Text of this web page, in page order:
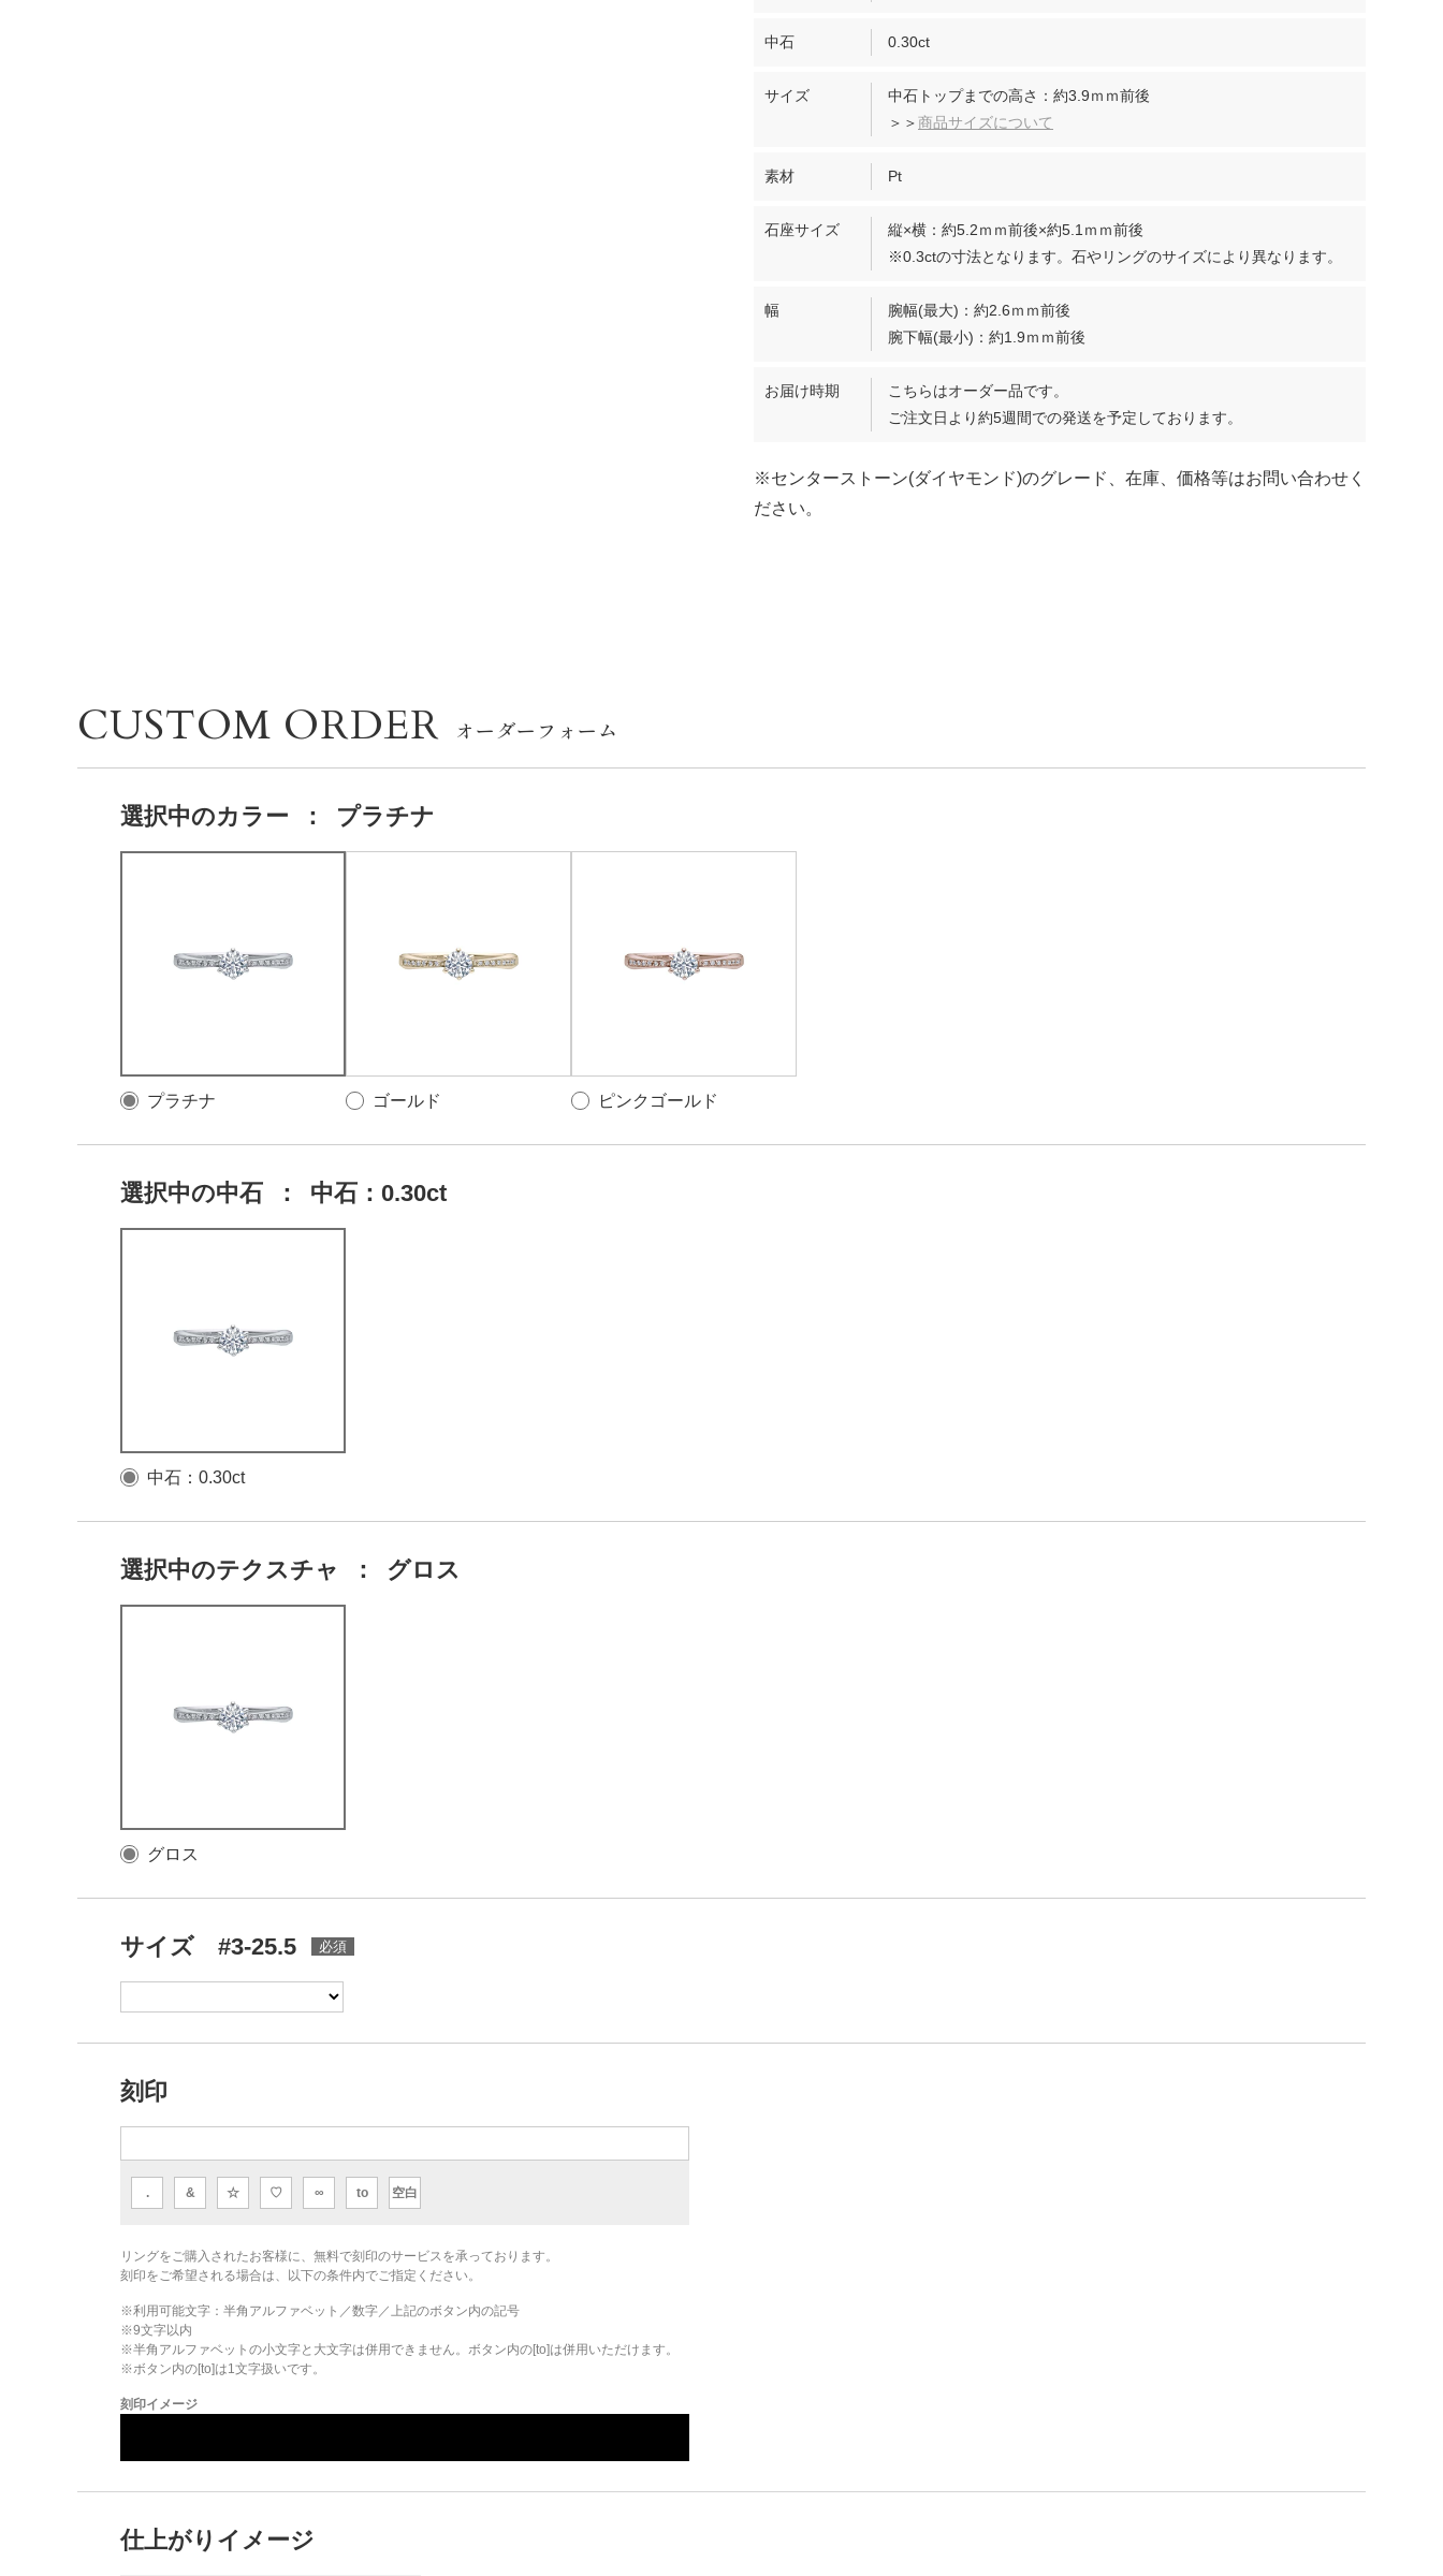
中石 0.30ct
サイズ
中石トップまでの高さ：約3.9ｍｍ前後
＞＞商品サイズについて
素材 Pt
石座サイズ
縦×横：約5.2ｍｍ前後×約5.1ｍｍ前後
※0.3ctの寸法となります。石やリングのサイズにより異なります。
幅
腕幅(最大)：約2.6ｍｍ前後
腕下幅(最小)：約1.9ｍｍ前後
お届け時期
こちらはオーダー品です。
ご注文日より約5週間での発送を予定しております。
※センターストーン(ダイヤモンド)のグレード、在庫、価格等はお問い合わせく
ださい。
CUSTOM ORDER
選択中のカラー ： プラチナ
プラチナ ゴールド ピンクゴールド
選択中の中石 ： 中石：0.30ct
中石：0.30ct
選択中のテクスチャ ： グロス
グロス
サイズ #3-25.5
刻印
. & ☆ ♡ ∞ to 空白
リングをご購入されたお客様に、無料で刻印のサービスを承っております。
刻印をご希望される場合は、以下の条件内でご指定ください。
※利用可能文字： 半角アルファベット／数字／上記のボタン内の記号
※9文字以内
※半角アルファベットの小文字と大文字は併用できません。ボタン内の[to]は併用いただけます。
※ボタン内の[to]は1文字扱いです。
刻印イメージ
仕上がりイメージ